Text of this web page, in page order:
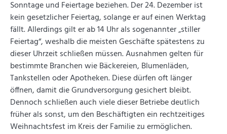
Sonntage und Feiertage beziehen. Der 24. Dezember ist
kein gesetzlicher Feiertag, solange er auf einen Werktag
fällt. Allerdings gilt er ab 14 Uhr als sogenannter „stiller
Feiertag“, weshalb die meisten Geschäfte spätestens zu
dieser Uhrzeit schließen müssen. Ausnahmen gelten für
bestimmte Branchen wie Bäckereien, Blumenläden,
Tankstellen oder Apotheken. Diese dürfen oft länger
öffnen, damit die Grundversorgung gesichert bleibt.
Dennoch schließen auch viele dieser Betriebe deutlich
früher als sonst, um den Beschäftigten ein rechtzeitiges
Weihnachtsfest im Kreis der Familie zu ermöglichen.